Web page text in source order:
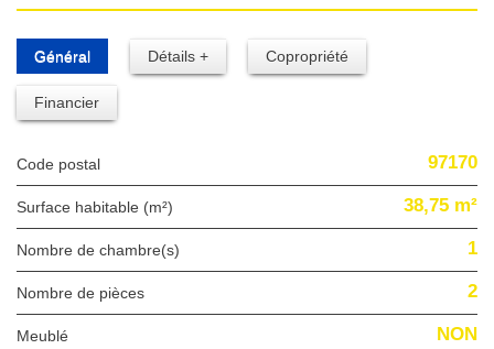
Général Détails + Copropriété
Financier
Code postal 97170
Surface habitable (m²) 38,75 m²
Nombre de chambre(s) 1
Nombre de pièces 2
Meublé NON